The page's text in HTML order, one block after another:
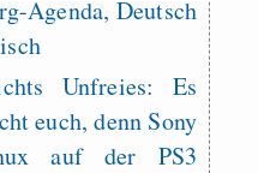
Agenda, Deutsch
Unfreies: Es
euch, denn Sony
auf der PS3